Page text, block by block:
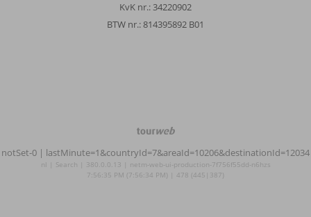
KvK nr.: 34220902
BTW nr.: 814395892 B01
TourWeb
©
NetMatch
notSet-0 | lastMinute=1&countryId=7&areaId=10206&destinationId=12034
nl | Search | 380.0.0.13 | netm-web-ui-production-7f756f55dd-n6hzs
7:56:35 PM (7:56:34 PM) | 478 (445|387)